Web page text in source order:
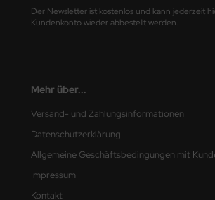
Der Newsletter ist kostenlos und kann jederzeit
Kundenkonto wieder abbestellt werden.
Mehr über...
Versand- und Zahlungsinformationen
Datenschutzerklärung
Allgemeine Geschäftsbedingungen mit
Impressum
Kontakt
Hobbies
Lights
Model